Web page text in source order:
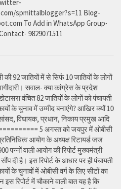
spmittalblogger?s=11 Blog-
To Add in WhatsApp Group-
9829071511
92 जातियों में से सिर्फ 10 जातियों के लोगों
सवाल- क्या कांग्रेस के प्रदेश
वंचित 82 जातियों के लोगों को पंचायती
के चुनाव में उम्मीद बनाएंगे? आखिर क्यों 10
विधायक, प्रधान, निकाय प्रमुख आदि
5 अगस्त को जयपुर में ओबीसी
आयोग के अध्यक्ष रिटायर्ड जज
पन्नों वाली आयोग की रिपोर्ट मुख्यमंत्री
दी है। इस रिपोर्ट के आधार पर ही पंचायती
के चुनावों में ओबीसी वर्ग के लिए सीटों का
रिपोर्ट में चौकाने वाली बात यह है कि